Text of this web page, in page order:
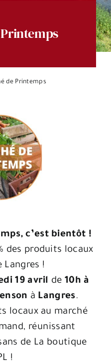
de Printemps
c’est bientôt !
des produits locaux
Langres !
19 avril de10h à
à Langres.
locaux au marché
réunissant
de La boutique
!